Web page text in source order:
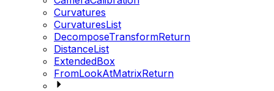
Curvatures
CurvaturesList
DecomposeTransformReturn
DistanceList
ExtendedBox
FromLookAtMatrixReturn